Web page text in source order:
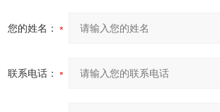
您的姓名：
联系电话：